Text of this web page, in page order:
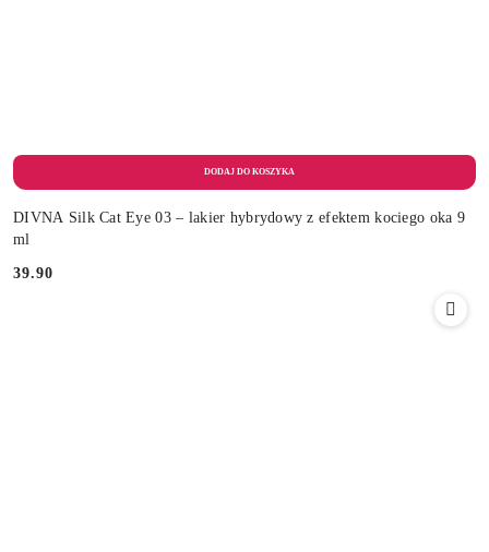
DIVNA Silk Cat Eye 03 – lakier hybrydowy z efektem kociego oka 9
ml
Cena:
39.90